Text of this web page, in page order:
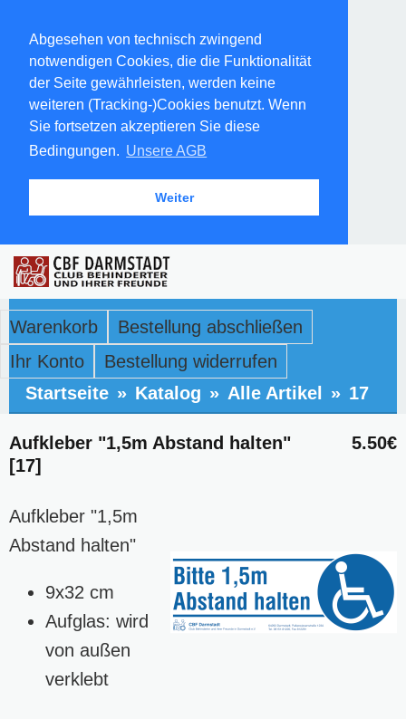
Abgesehen von technisch zwingend
notwendigen Cookies, die die Funktionalität
der Seite gewährleisten, werden keine
weiteren (Tracking-)Cookies benutzt. Wenn
Sie fortsetzen akzeptieren Sie diese
Bedingungen. Unsere AGB
Weiter
Warenkorb
Bestellung abschließen
Ihr Konto
Bestellung widerrufen
Startseite » Katalog » Alle Artikel » 17
5.50€
Aufkleber "1,5m Abstand halten"
[17]
Aufkleber "1,5m
Abstand halten"
9x32 cm
Aufglas: wird
von außen
verklebt